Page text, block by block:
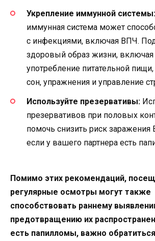
Укрепление иммунной системы:
иммунная система может
с инфекциями, включая ВПЧ.
здоровый образ жизни, включая
употребление питательной
сон, упражнения и управление
Используйте презервативы:
презервативов при половых
помочь снизить риск
если у вашего партнера есть
Помимо этих рекомендаций,
регулярные осмотры могут также
способствовать раннему
предотвращению их
есть папилломы, важно